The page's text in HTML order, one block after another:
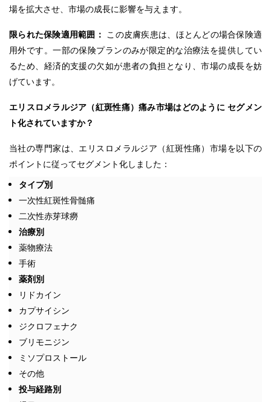
場を拡大させ、市場の成長に影響を与えます。
限られた保険適用範囲： この皮膚疾患は、ほとんどの場合保険適
用外です。一部の保険プランのみが限定的な治療法を提供してい
るため、経済的支援の欠如が患者の負担となり、市場の成長を妨
げています。
エリスロメラルジア（紅斑性痛）痛み市場はどのように セグメン
ト化されていますか？
当社の専門家は、エリスロメラルジア（紅斑性痛）市場を以下の
ポイントに従ってセグメント化しました：
タイプ別
一次性紅斑性骨髄痛
二次性赤芽球癆
治療別
薬物療法
手術
薬剤別
リドカイン
カプサイシン
ジクロフェナク
ブリモニジン
ミソプロストール
その他
投与経路別